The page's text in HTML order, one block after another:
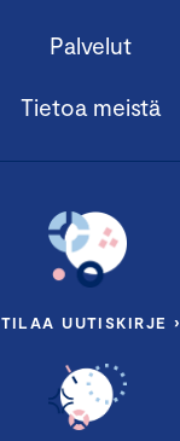
Palvelut
Tietoa meistä
TILAA UUTISKIRJE ›